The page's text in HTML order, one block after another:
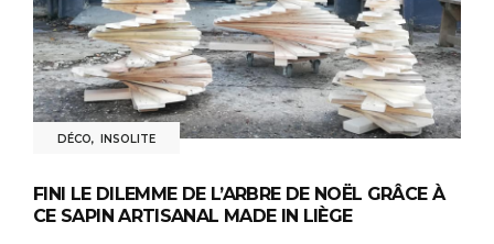
DÉCO, INSOLITE
FINI LE DILEMME DE L’ARBRE DE NOËL GRÂCE À
CE SAPIN ARTISANAL MADE IN LIÈGE